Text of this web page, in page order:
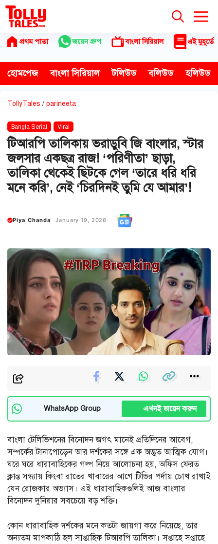
Skip
content
প্রথম পাতা জয়েন গ্রুপ বাংলা সিরিয়াল এই মুহূর্তে
হোমপেজ বাংলা সিরিয়াল টলিউড বলিউড হলিউড
TollyTales / parineeta
Bangla Serial Viral
টিআরপি তালিকায় ভরাডুবি জি বাংলার, স্টার
জলসার একছত্র রাজ! ‘পরিণীতা’ ছাড়া,
তালিকা থেকেই ছিটকে গেল ‘তারে ধরি ধরি
মনে করি’, নেই ‘চিরদিনই তুমি যে আমার’!
Piya Chanda January 19, 2026
WhatsApp Group এখনই জয়েন করুন
বাংলা টেলিভিশনের বিনোদন জগৎ মানেই প্রতিদিনের আবেগ,
সম্পর্কের টানাপোড়েন আর দর্শকের সঙ্গে এক অদ্ভুত আত্মিক যোগ।
ঘরে ঘরে ধারাবাহিকের গল্প নিয়ে আলোচনা হয়, অফিস ফেরত
ক্লান্ত সন্ধ্যায় কিংবা রাতের খাবারের আগে টিভির পর্দায় চোখ রাখাই
যেন রোজকার অভ্যাস। এই ধারাবাহিকগুলিই আজ বাংলার
বিনোদন দুনিয়ার সবচেয়ে বড় শক্তি।
কোন ধারাবাহিক দর্শকের মনে কতটা জায়গা করে নিয়েছে, তার
অন্যতম মাপকাঠি হল সাপ্তাহিক টিআরপি তালিকা। সপ্তাহে সপ্তাহে